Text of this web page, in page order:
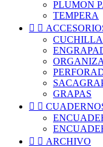
PLUMON
TEMPERA
 
CUCHILLA
GRAPAS
 
  ARCHIVO